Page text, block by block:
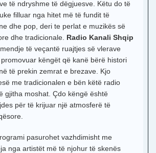
të ndryshme të dëgjuesve. Këtu do të
filluar nga hitet më të fundit të
dhe pop, deri te perlat e muzikës së
dhe tradicionale. Radio Kanali Shqip
të veçantë ruajtjes së vlerave
këngët që kanë bërë histori
të prekin zemrat e brezave. Kjo
me tradicionalen e bën këtë radio
gjitha moshat. Çdo këngë është
për të krijuar një atmosferë të
pasurohet vazhdimisht me
nga artistët më të njohur të skenës